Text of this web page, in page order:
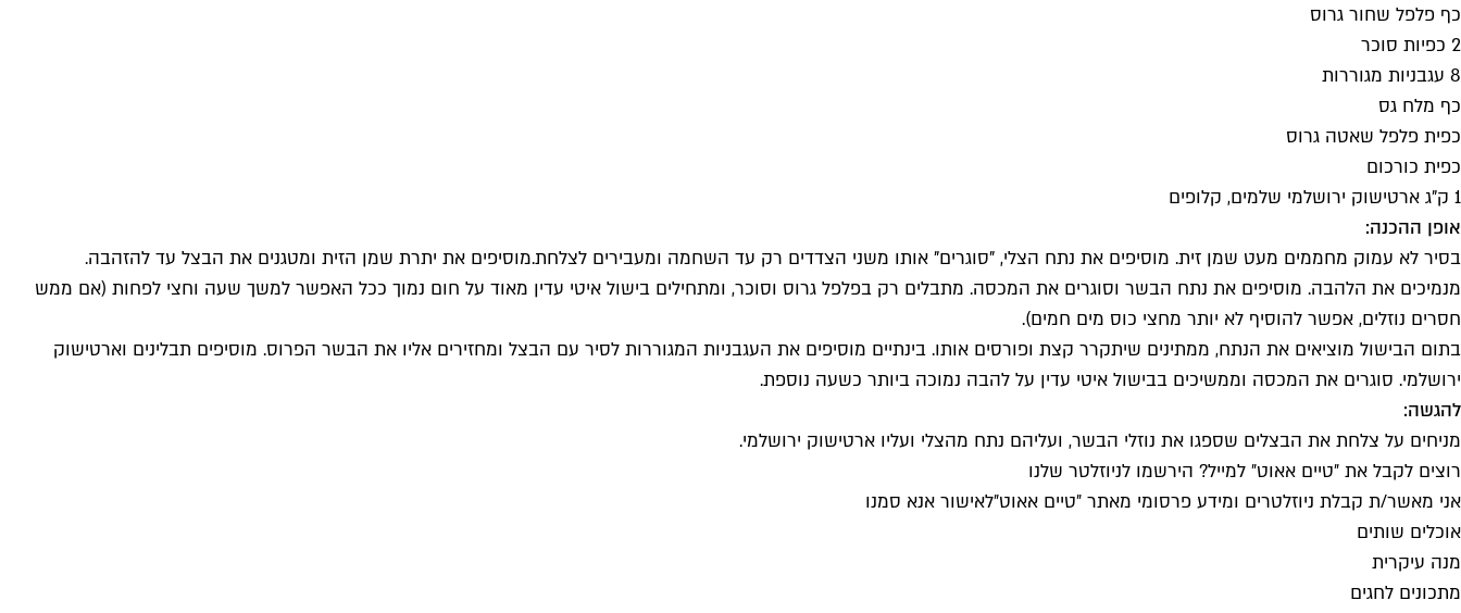
כף פלפל שחור גרוס
2 כפיות סוכר
8 עגבניות מגוררות
כף מלח גס
כפית פלפל שאטה גרוס
כפית כורכום
1 ק"ג ארטישוק ירושלמי שלמים, קלופים
אופן ההכנה:
בסיר לא עמוק מחממים מעט שמן זית. מוסיפים את נתח הצלי, "סוגרים" אותו משני הצדדים רק עד השחמה ומעבירים לצלחת.מוסיפים את יתרת שמן הזית ומטגנים את הבצל עד להזהבה.
מנמיכים את הלהבה. מוסיפים את נתח הבשר וסוגרים את המכסה. מתבלים רק בפלפל גרוס וסוכר, ומתחילים בישול איטי עדין מאוד על חום נמוך ככל האפשר למשך שעה וחצי לפחות (אם ממש
חסרים נוזלים, אפשר להוסיף לא יותר מחצי כוס מים חמים).
בתום הבישול מוציאים את הנתח, ממתינים שיתקרר קצת ופורסים אותו. בינתיים מוסיפים את העגבניות המגוררות לסיר עם הבצל ומחזירים אליו את הבשר הפרוס. מוסיפים תבלינים וארטישוק
ירושלמי. סוגרים את המכסה וממשיכים בבישול איטי עדין על להבה נמוכה ביותר כשעה נוספת.
להגשה:
מניחים על צלחת את הבצלים שספגו את נוזלי הבשר, ועליהם נתח מהצלי ועליו ארטישוק ירושלמי.
רוצים לקבל את ״טיים אאוט״ למייל? הירשמו לניוזלטר שלנו
אני מאשר/ת קבלת ניוזלטרים ומידע פרסומי מאתר ״טיים אאוט״לאישור אנא סמנו
אוכלים שותים
מנה עיקרית
מתכונים לחגים